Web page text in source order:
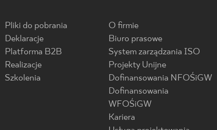
Pliki do pobrania
Deklaracje
Platforma B2B
Realizacje
Szkolenia
O firmie
Biuro prasowe
System zarządzania ISO
Projekty Unijne
Dofinansowania NFOŚiGW
Dofinansowania
WFOŚiGW
Kariera